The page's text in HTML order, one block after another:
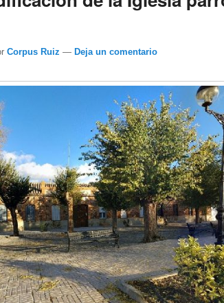
Corpus Ruiz — Deja un comentario